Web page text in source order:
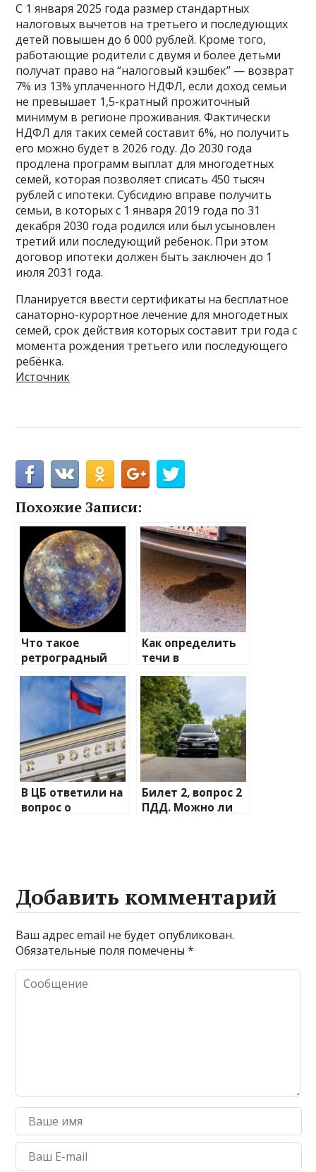
С 1 января 2025 года размер стандартных
налоговых вычетов на третьего и последующих
детей повышен до 6 000 рублей. Кроме того,
работающие родители с двумя и более детьми
получат право на “налоговый кэшбек” — возврат
7% из 13% уплаченного НДФЛ, если доход семьи
не превышает 1,5-кратный прожиточный
минимум в регионе проживания. Фактически
НДФЛ для таких семей составит 6%, но получить
его можно будет в 2026 году. До 2030 года
продлена программ выплат для многодетных
семей, которая позволяет списать 450 тысяч
рублей с ипотеки. Субсидию вправе получить
семьи, в которых с 1 января 2019 года по 31
декабря 2030 года родился или был усыновлен
третий или последующий ребенок. При этом
договор ипотеки должен быть заключен до 1
июля 2031 года.
Планируется ввести сертификаты на бесплатное
санаторно-курортное лечение для многодетных
семей, срок действия которых составит три года с
момента рождения третьего или последующего
ребёнка.
Источник
Похожие Записи:
Что такое
ретроградный
Меркурий и как
он влияет на
человека
Как определить
течи в
автомобиле по
цвету: от
антифриза до
топлива
В ЦБ ответили на
вопрос о
Билет 2, вопрос 2
ПДД. Можно ли
Добавить комментарий
Ваш адрес email не будет опубликован.
Обязательные поля помечены*